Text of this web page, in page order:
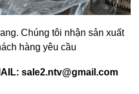
Chúng tôi nhận sản xuất
hàng yêu cầu
sale2.ntv@gmail.com